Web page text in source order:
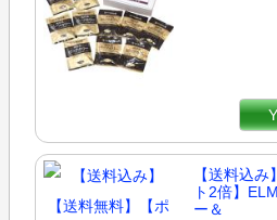
【送料込
ト2倍】
ー＆